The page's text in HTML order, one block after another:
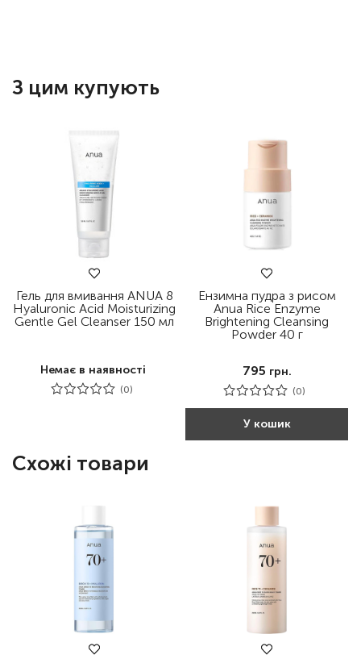
З цим купують
Гель для вмивання ANUA 8
Hyaluronic Acid Moisturizing
Gentle Gel Cleanser 150 мл
Немає в наявності
(0)
Ензимна пудра з рисом
Anua Rice Enzyme
Brightening Cleansing
Powder 40 г
795 грн.
(0)
У кошик
Схожі товари